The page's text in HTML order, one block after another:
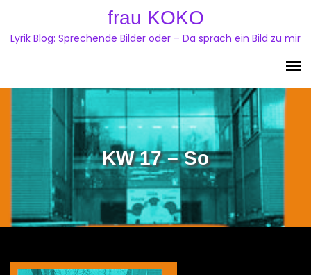
content
frau KOKO
Lyrik Blog: Sprechende Bilder oder – Da sprach ein Bild zu mir
KW 17 – So